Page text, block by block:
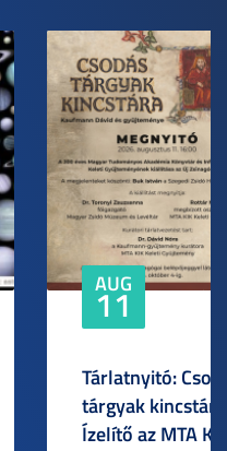
AUG
11
Tárlatnyitó:
tárgyak
Ízelítő az MTA